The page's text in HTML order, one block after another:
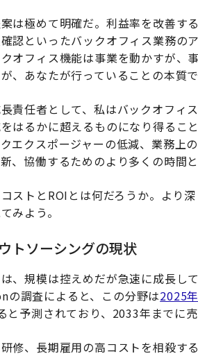
は極めて明確だ。利益率を改善す
認といったバックオフィス業務の
オフィス機能は事業を動かすが、
、あなたが行っていることの本質で
責任者として、私はバックオフィ
はるかに超えるものになり得るこ
エクスポージャーの低減、業務上
、協働するためのより多くの時間
ストとROIとは何だろうか。より
みよう。
トソーシングの現状
、規模は控えめだが急速に成長し
調査によると、この分野は2025
予測されており、2033年までに
修、長期雇用の高コストを相殺す